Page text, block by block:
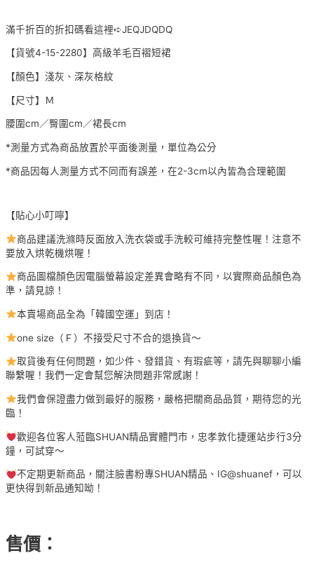
滿千折百的折扣碼看這裡➪JEQJDQDQ
【貨號4-15-2280】高級羊毛百褶短裙
【顏色】淺灰、深灰格紋
【尺寸】Ｍ
腰圍cm／臀圍cm／裙長cm
*測量方式為商品放置於平面後測量，單位為公分
*商品因每人測量方式不同而有誤差，在2-3cm以內皆為合理範圍
【貼心小叮嚀】
商品建議洗滌時反面放入洗衣袋或手洗較可維持完整性喔！注意不
要放入烘乾機烘喔！
商品圖檔顏色因電腦螢幕設定差異會略有不同，以實際商品顏色為
準，請見諒！
本賣場商品全為「韓國空運」到店！
one size（Ｆ）不接受尺寸不合的退換貨～
取貨後有任何問題，如少件、發錯貨、有瑕疵等，請先與聊聊小編
聯繫喔！我們一定會幫您解決問題非常感謝！
我們會保證盡力做到最好的服務，嚴格把關商品品質，期待您的光
臨！
歡迎各位客人蒞臨SHUAN精品實體門市，忠孝敦化捷運站步行3分
鐘，可試穿～
不定期更新商品，關注臉書粉專SHUAN精品、IG@shuanef，可以
更快得到新品通知呦！
售價：